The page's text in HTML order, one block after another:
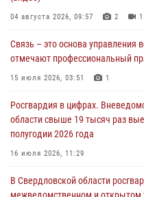
03 августа 2026, 07:43 3
Росгвардия приняла участие в
антитеррористическом учении в
31 июля 2026, 12:27 1
Росгвардия обеспечивает
направлении
31 июля 2026, 06:56
рассказал об итогах работы
04 августа 2026, 09:57 2 1
Связь – это основа управления
отмечают профессиональный
15 июля 2026, 03:51 1
Росгвардия в цифрах.
области свыше 19 тысяч раз
полугодии 2026 года
16 июля 2026, 11:29
В Свердловской области